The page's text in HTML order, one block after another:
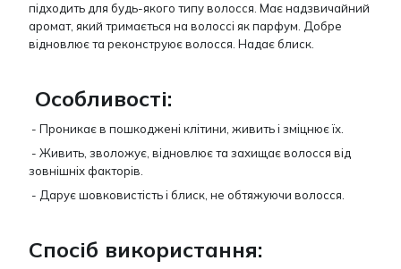
підходить для будь-якого типу волосся. Має надзвичайний
аромат, який тримається на волоссі як парфум. Добре
відновлює та реконструює волосся. Надає блиск.
Особливості:
- Проникає в пошкоджені клітини, живить і зміцнює їх.
- Живить, зволожує, відновлює та захищає волосся від
зовнішніх факторів.
- Дарує шовковистість і блиск, не обтяжуючи волосся.
Спосіб використання: